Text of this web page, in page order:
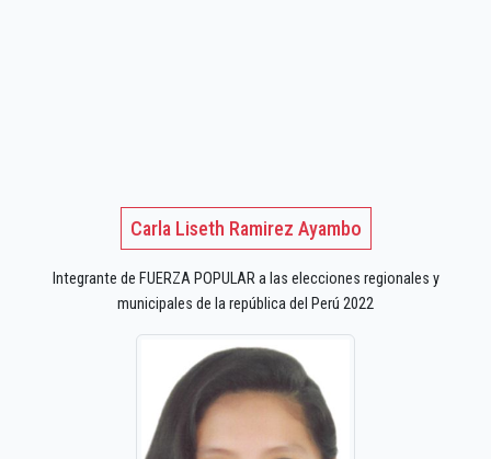
Carla Liseth Ramirez Ayambo
Integrante de FUERZA POPULAR a las elecciones regionales y
municipales de la república del Perú 2022